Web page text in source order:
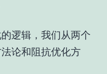
逻辑，我们从两个
论和阻抗优化方